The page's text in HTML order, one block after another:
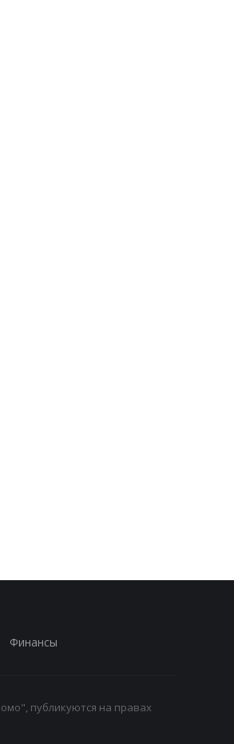
Финансы
публикуются на правах